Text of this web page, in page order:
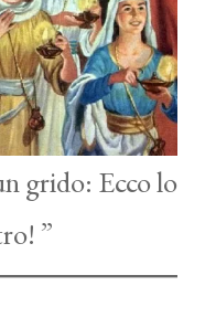
grido: Ecco lo
”